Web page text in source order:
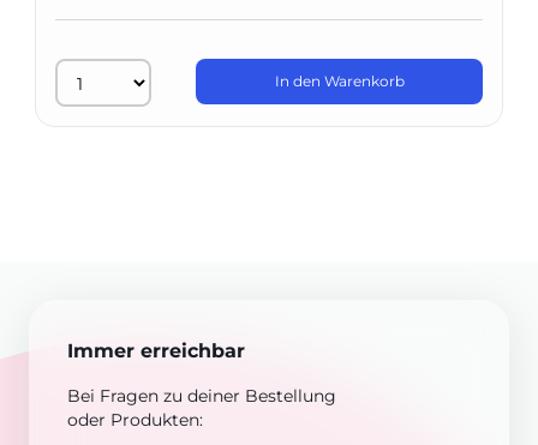
In den Warenkorb
Immer erreichbar
Bei Fragen zu deiner Bestellung
oder Produkten: